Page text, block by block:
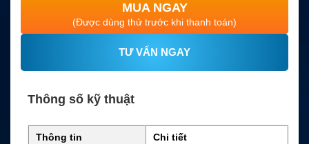
MUA NGAY
(Được dùng thử trước khi thanh toán)
TƯ VẤN NGAY
Thông số kỹ thuật
Thông tin Chi tiết